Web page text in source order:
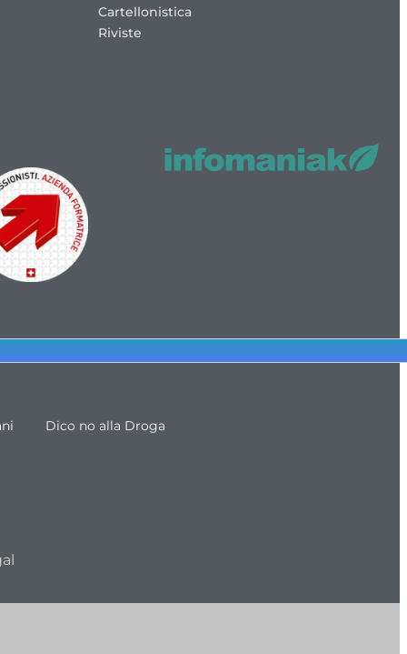
Cartellonistica
Riviste
Dico no alla Droga